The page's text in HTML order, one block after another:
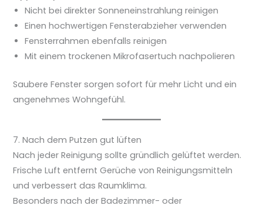
Nicht bei direkter Sonneneinstrahlung reinigen
Einen hochwertigen Fensterabzieher verwenden
Fensterrahmen ebenfalls reinigen
Mit einem trockenen Mikrofasertuch nachpolieren
Saubere Fenster sorgen sofort für mehr Licht und ein
angenehmes Wohngefühl.
7. Nach dem Putzen gut lüften
Nach jeder Reinigung sollte gründlich gelüftet werden.
Frische Luft entfernt Gerüche von Reinigungsmitteln
und verbessert das Raumklima.
Besonders nach der Badezimmer- oder